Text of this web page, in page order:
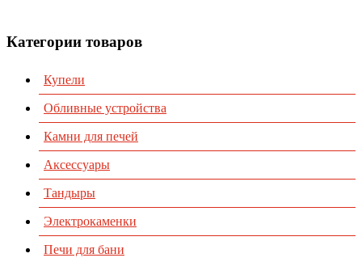
Категории товаров
Купели
Обливные устройства
Камни для печей
Аксессуары
Тандыры
Электрокаменки
Печи для бани